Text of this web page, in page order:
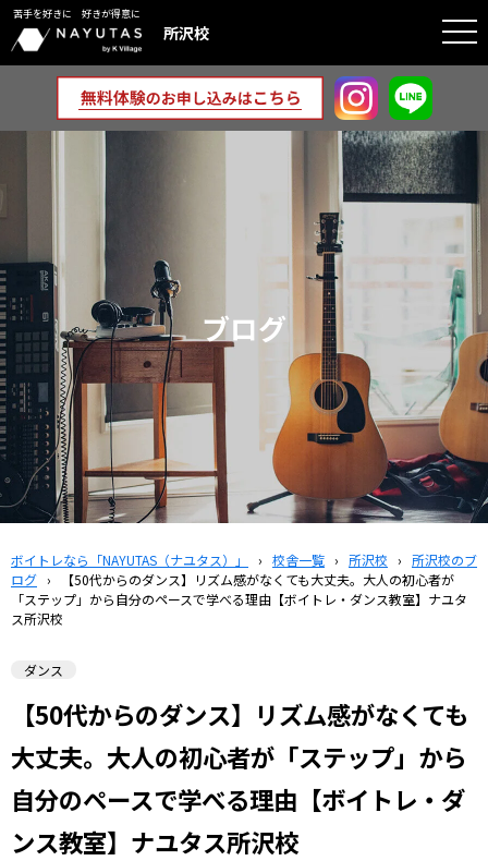
苦手を好きに 好きが得意に
所沢校
ブログ
ボイトレなら「NAYUTAS（ナユタス）」 › 校舎一覧 › 所沢校 › 所沢校のブ
ログ ›
【50代からのダンス】リズム感がなくても大丈夫。大人の初心者が
「ステップ」から自分のペースで学べる理由【ボイトレ・ダンス教室】ナユタ
ス所沢校
ダンス
【50代からのダンス】リズム感がなくても
大丈夫。大人の初心者が「ステップ」から
自分のペースで学べる理由【ボイトレ・ダ
ンス教室】ナユタス所沢校